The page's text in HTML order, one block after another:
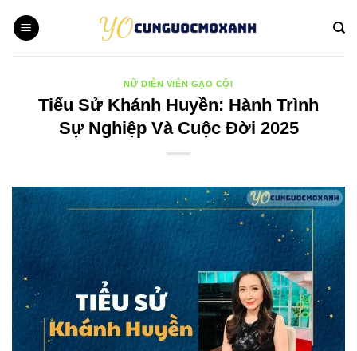
qua
NỮ DIỄN VIÊN GẠO CỘI
Tiểu Sử Khánh Huyền: Hành Trình
Sự Nghiệp Và Cuộc Đời 2025